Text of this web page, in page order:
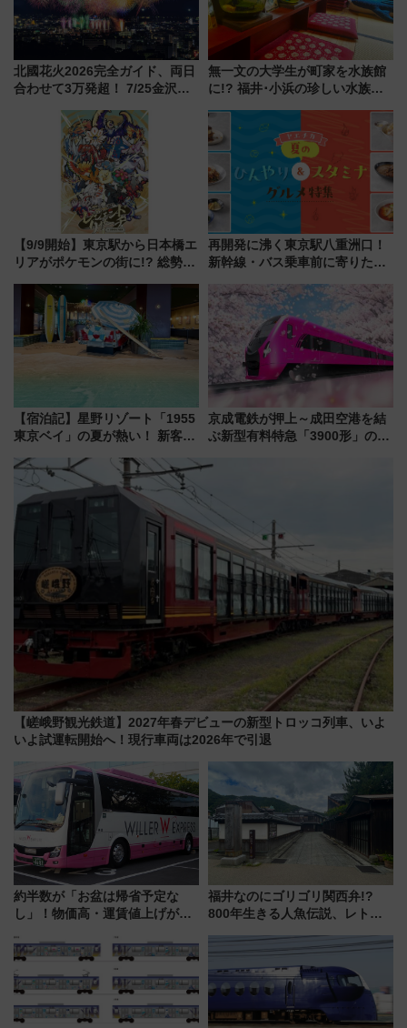
北國花火2026完全ガイド、両日
合わせて3万発超！ 7/25金沢大
会の日程・アクセス・観覧席ま
とめ（石川県）
無一文の大学生が町家を水族館
に!? 福井･小浜の珍しい水族
作体験、鯖街道の御食国など 小
浜観光レポ 第2弾
【9/9開始】東京駅から日本橋エ
リアがポケモンの街に!? 総勢
リサーチ」本格謎解き・グッズ
情報まとめ
再開発に沸く東京駅八重洲口！
新幹線・バス乗車前に寄りたい
やり＆スタミナグルメ」6選【新
店舗も！】
【宿泊記】星野リゾート「1955
東京ベイ」の夏が熱い！ 新客室
メリカングルメ＆絶品スイーツ
を満喫（千葉県浦安市）
京成電鉄が押上～成田空港を結
ぶ新型有料特急「3900形」のコ
募集も実施
【嵯峨野観光鉄道】2027年春デビューの新型トロッコ列車、いよ
いよ試運転開始へ！現行車両は2026年で引退
約半数が「お盆は帰省予定な
し」！物価高・運賃値上げが財
りたいけど……【WILLER お盆
帰省動向調査】
福井なのにゴリゴリ関西弁!?
800年生きる人魚伝説、レトロ
屋カフェで非日常を！週末観光
に最適な小浜の歩き方